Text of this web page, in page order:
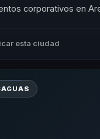
corporativos en
esta ciudad